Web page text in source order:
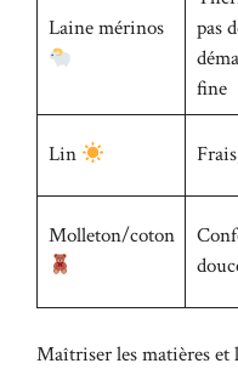
Laine mérinos
pas
fine
Lin
Molleton/coton
Maîtriser les matières et